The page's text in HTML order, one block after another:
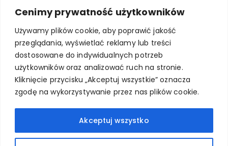
Cenimy prywatność użytkowników
Używamy plików cookie, aby poprawić jakość
przeglądania, wyświetlać reklamy lub treści
dostosowane do indywidualnych potrzeb
użytkowników oraz analizować ruch na stronie.
Kliknięcie przycisku „Akceptuj wszystkie” oznacza
zgodę na wykorzystywanie przez nas plików cookie.
Akceptuj wszystko